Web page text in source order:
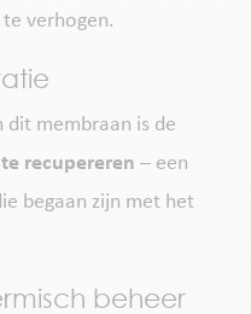
verhogen.
dit membraan is de
recupereren – een
begaan zijn met het
beheer